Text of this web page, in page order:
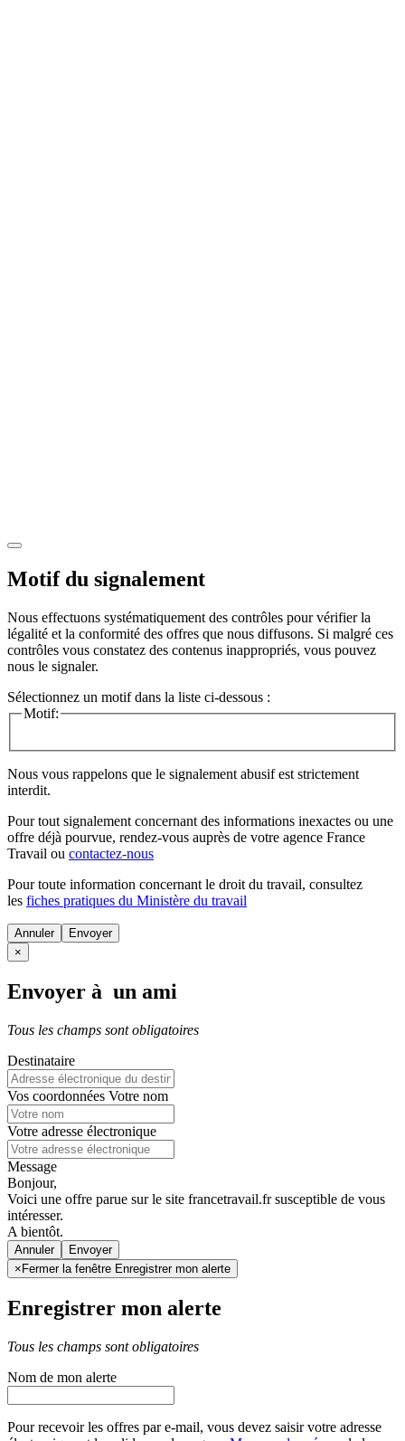
Motif du signalement
Nous effectuons systématiquement des contrôles pour vérifier la
légalité et la conformité des offres que nous diffusons. Si malgré ces
contrôles vous constatez des contenus inappropriés, vous pouvez
nous le signaler.
Sélectionnez un motif dans la liste ci-dessous :
Motif:
Nous vous rappelons que le signalement abusif est strictement
interdit.
Pour tout signalement concernant des informations inexactes ou une
offre déjà pourvue, rendez-vous auprès de votre agence France
Travail ou contactez-nous
Pour toute information concernant le droit du travail, consultez
les fiches pratiques du Ministère du travail
Annuler
×
Envoyer à un ami
Tous les champs sont obligatoires
Destinataire
Vos coordonnées Votre nom
Votre adresse électronique
Message
Bonjour,
Voici une offre parue sur le site francetravail.fr susceptible de vous
intéresser.
A bientôt.
Annuler
× Fermer la fenêtre Enregistrer mon alerte
Enregistrer mon alerte
Tous les champs sont obligatoires
Nom de mon alerte
Pour recevoir les offres par e-mail, vous devez saisir votre adresse